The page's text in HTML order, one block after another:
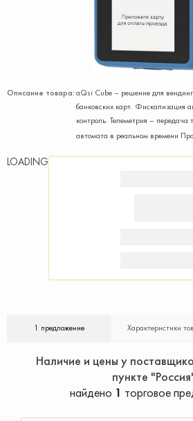
Описание товара:aQsi Cube – решение для
банковских карт. Фискализация
контроль. Телеметрия – передача
автомата в реальном времени Про
LOADING
1 предложение Характеристики
Наличие и цены у
пункте
найдено 1 торговое